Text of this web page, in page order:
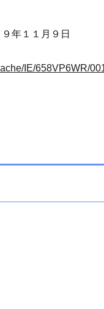
年１１月９日
IE/658VP6WR/